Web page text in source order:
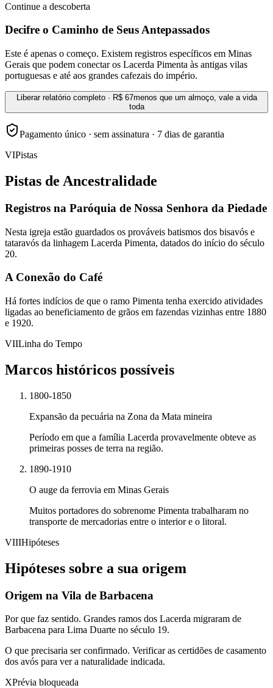
Continue a descoberta
Decifre o Caminho de Seus Antepassados
Este é apenas o começo. Existem registros específicos em Minas
Gerais que podem conectar os Lacerda Pimenta às antigas vilas
portuguesas e até aos grandes cafezais do império.
Liberar relatório completo · R$ 67menos que um almoço, vale a vida
toda
Pagamento único · sem assinatura · 7 dias de garantia
VIPistas
Pistas de Ancestralidade
Registros na Paróquia de Nossa Senhora da Piedade
Nesta igreja estão guardados os prováveis batismos dos bisavós e
tataravós da linhagem Lacerda Pimenta, datados do início do século
20.
A Conexão do Café
Há fortes indícios de que o ramo Pimenta tenha exercido atividades
ligadas ao beneficiamento de grãos em fazendas vizinhas entre 1880
e 1920.
VIILinha do Tempo
Marcos históricos possíveis
1800-1850
Expansão da pecuária na Zona da Mata mineira
Período em que a família Lacerda provavelmente obteve as
primeiras posses de terra na região.
1890-1910
O auge da ferrovia em Minas Gerais
Muitos portadores do sobrenome Pimenta trabalharam no
transporte de mercadorias entre o interior e o litoral.
VIIIHipóteses
Hipóteses sobre a sua origem
Origem na Vila de Barbacena
Por que faz sentido. Grandes ramos dos Lacerda migraram de
Barbacena para Lima Duarte no século 19.
O que precisaria ser confirmado. Verificar as certidões de casamento
dos avós para ver a naturalidade indicada.
XPrévia bloqueada